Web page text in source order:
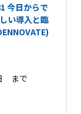
今日からで
い導入と臨
まで